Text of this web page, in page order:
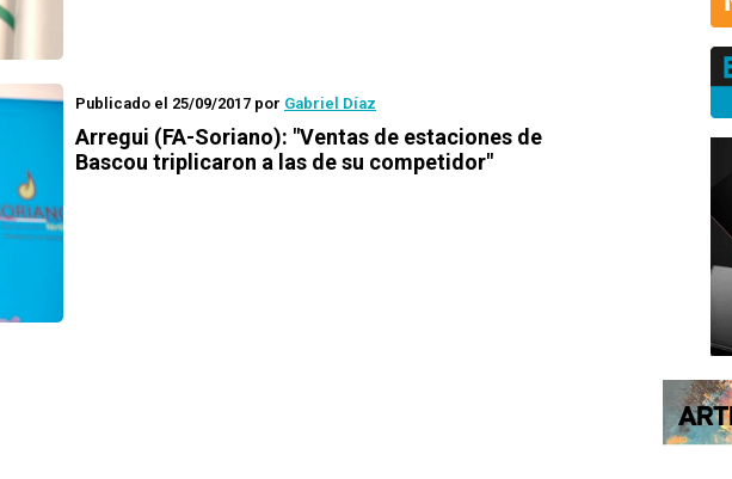
Publicado el 25/09/2017 por Gabriel Díaz
Arregui (FA-Soriano): "Ventas de estaciones de
Bascou triplicaron a las de su competidor"